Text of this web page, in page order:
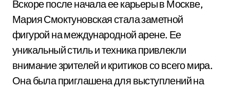
Вскоре после начала ее карьеры в Москве,
Мария Смоктуновская стала заметной
фигурой на международной арене. Ее
уникальный стиль и техника привлекли
внимание зрителей и критиков со всего мира.
Она была приглашена для выступлений на